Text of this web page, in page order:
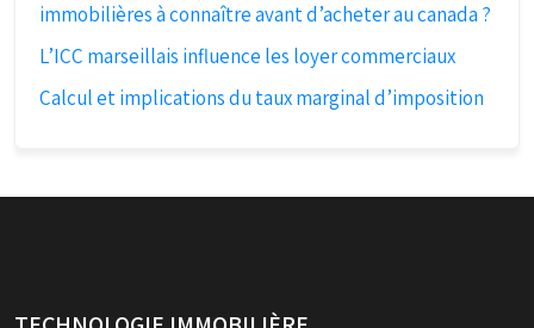
immobilières à connaître avant d’acheter au canada ?
L’ICC marseillais influence les loyer commerciaux
Calcul et implications du taux marginal d’imposition